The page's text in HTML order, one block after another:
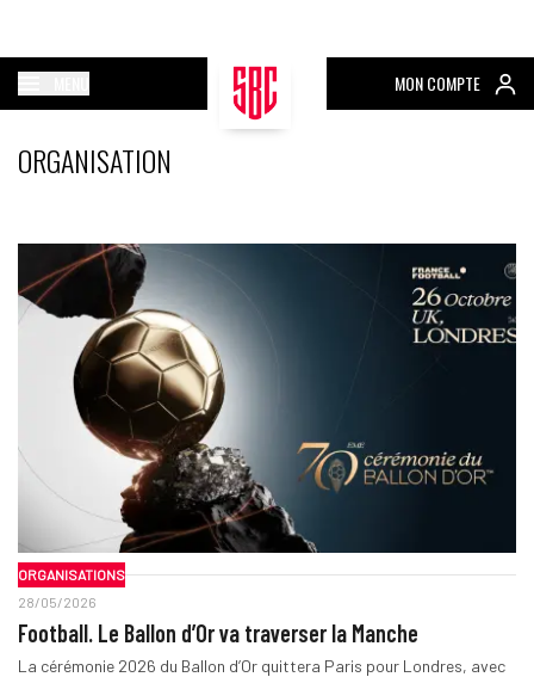
MON COMPTE
ORGANISATION
ORGANISATIONS
28/05/2026
Football. Le Ballon d’Or va traverser la Manche
La cérémonie 2026 du Ballon d’Or quittera Paris pour Londres, avec